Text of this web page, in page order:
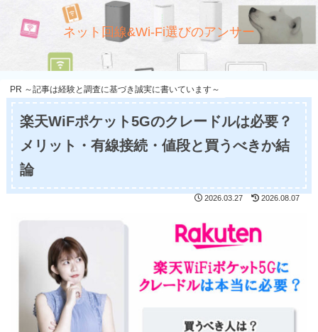
ネット回線&Wi-Fi選びのアンサー
PR ～記事は経験と調査に基づき誠実に書いています～
楽天WiFポケット5Gのクレードルは必要？
メリット・有線接続・値段と買うべきか結
論
2026.03.27 2026.08.07